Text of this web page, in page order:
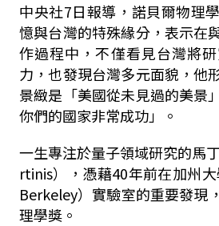
中央社7日報導，諾貝爾物理
憶與台灣的特殊緣分，表示在
作過程中，不僅看見台灣將
力，也發現台灣多元面貌，他
景緻是「美國從未見過的美景
你們的國家非常成功」。
一生專注於量子領域研究的馬
rtinis），憑藉40年前在加州
Berkeley）實驗室的重要發現
理學獎。